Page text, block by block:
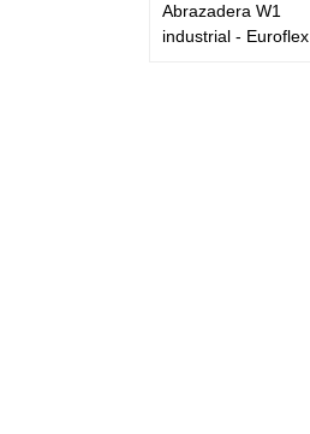
Abrazadera W1
industrial - Euroflex